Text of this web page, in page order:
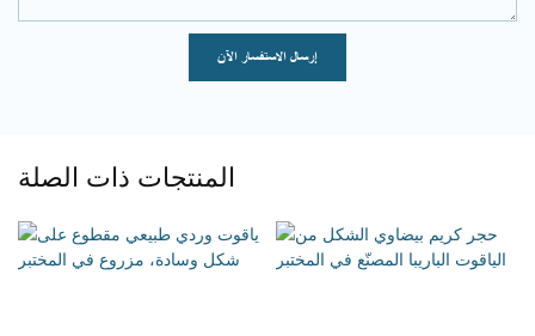
إرسال الاستفسار الآن
المنتجات ذات الصلة